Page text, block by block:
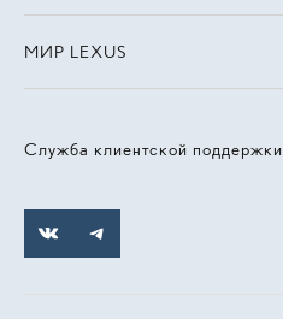
Служба клиентской поддержки
МИР LEXUS